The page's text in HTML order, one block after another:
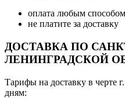
оплата любым способом
не платите за доставку
ДОСТАВКА ПО
ЛЕНИНГРАДСКОЙ
Тарифы на доставку в черте
дням: